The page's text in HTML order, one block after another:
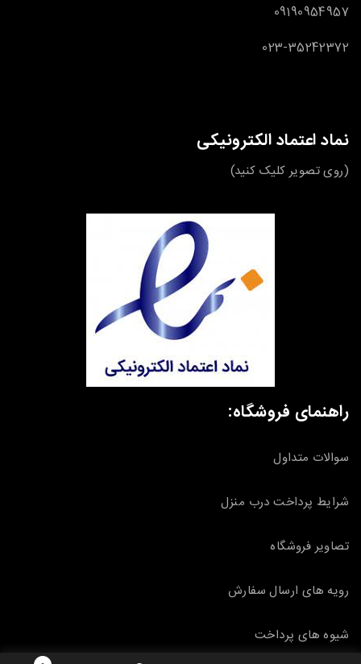
09190954957
023-35242372
نماد اعتماد الکترونیکی
(روی تصویر کلیک کنید)
راهنمای فروشگاه:
سوالات متداول
شرایط پرداخت درب منزل
تصاویر فروشگاه
رویه های ارسال سفارش
شیوه های پرداخت